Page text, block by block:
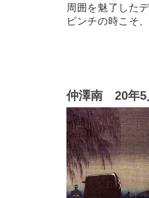
周囲を魅了した
ピンチの時こそ
仲澤南 20年5